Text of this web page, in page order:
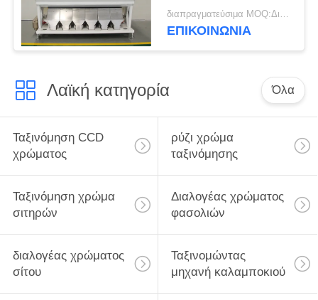
τύπος 6 χρώματος
CCD ταξινομώντας
διαπραγματεύσιμα MOQ:Διαπραγματεύσιμο
ΕΠΙΚΟΙΝΩΝΊΑ
Λαϊκή κατηγορία Όλα
Ταξινόμηση CCD
χρώματος
ρύζι χρώμα
ταξινόμησης
Ταξινόμηση χρώμα
σιτηρών
Διαλογέας χρώματος
φασολιών
διαλογέας χρώματος
σίτου
Ταξινομώντας
μηχανή καλαμποκιού